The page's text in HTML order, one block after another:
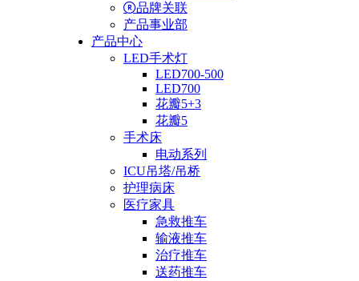
品牌关联
产品事业部
产品中心
LED手术灯
LED700-500
LED700
花瓣5+3
花瓣5
手术床
电动系列
ICU吊塔/吊桥
护理病床
医疗家具
急救推车
输液推车
治疗推车
送药推车